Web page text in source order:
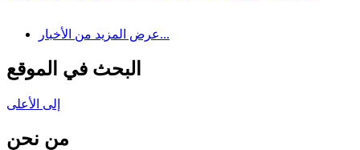
عرض المزيد من الأخبار...
البحث في الموقع
إلى الأعلى
من نحن